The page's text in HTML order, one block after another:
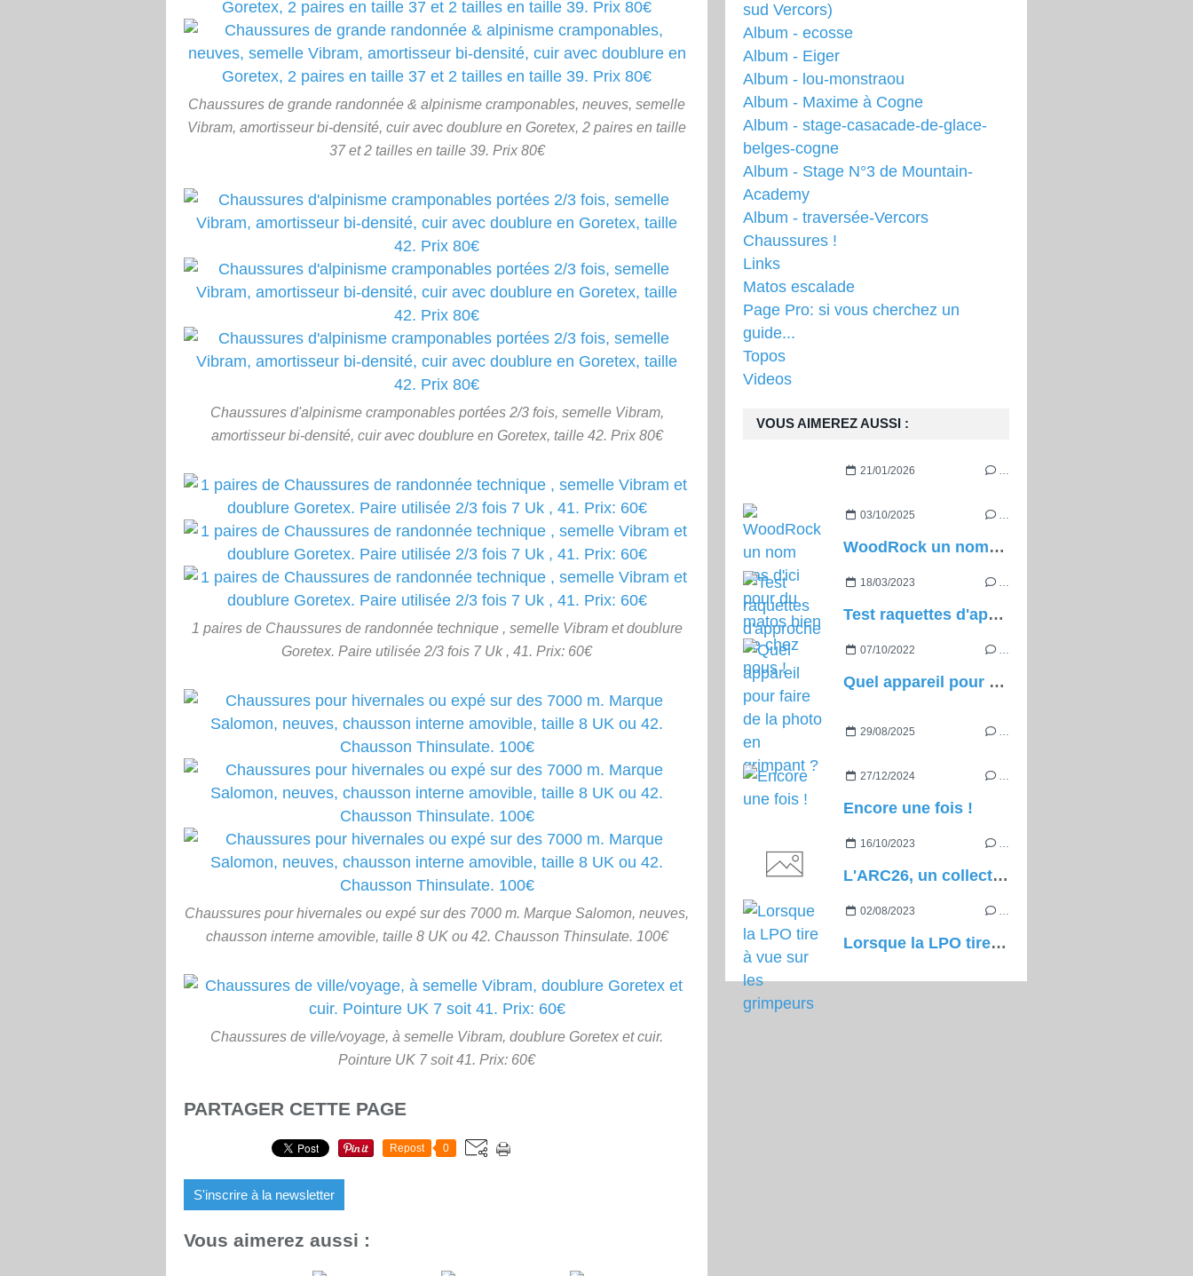
Chaussures de grande randonnée & alpinisme cramponables, neuves, semelle
Vibram, amortisseur bi-densité, cuir avec doublure en Goretex, 2 paires en taille
37 et 2 tailles en taille 39. Prix 80€
Chaussures d'alpinisme cramponables portées 2/3 fois, semelle Vibram,
amortisseur bi-densité, cuir avec doublure en Goretex, taille 42. Prix 80€
1 paires de Chaussures de randonnée technique , semelle Vibram et doublure
Goretex. Paire utilisée 2/3 fois 7 Uk , 41. Prix: 60€
Chaussures pour hivernales ou expé sur des 7000 m. Marque Salomon, neuves,
chausson interne amovible, taille 8 UK ou 42. Chausson Thinsulate. 100€
Chaussures de ville/voyage, à semelle Vibram, doublure Goretex et cuir.
Pointure UK 7 soit 41. Prix: 60€
PARTAGER CETTE PAGE
Repost 0
S'inscrire à la newsletter
Vous aimerez aussi :
VOUS AIMEREZ AUSSI :
21/01/2026 …
03/10/2025 …
WoodRock un nom pas d'ici pour du matos bien de chez nous !
18/03/2023 …
Test raquettes d'approche
07/10/2022 …
Quel appareil pour faire de la photo en grimpant ?
29/08/2025 …
27/12/2024 …
Encore une fois !
16/10/2023 …
L'ARC26, un collectif de grimpeurs à besoin de votre soutien !
02/08/2023 …
Lorsque la LPO tire à vue sur les grimpeurs
sud Vercors)
Album - ecosse
Album - Eiger
Album - lou-monstraou
Album - Maxime à Cogne
Album - stage-casacade-de-glace-
belges-cogne
Album - Stage N°3 de Mountain-
Academy
Album - traversée-Vercors
Chaussures !
Links
Matos escalade
Page Pro: si vous cherchez un
guide...
Topos
Videos